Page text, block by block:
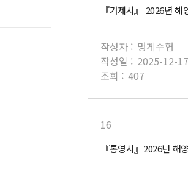
『거제시』 2026년
작성자 : 멍게수협
작성일 : 2025-12-17
조회 : 407
16
『통영시』2026년 해